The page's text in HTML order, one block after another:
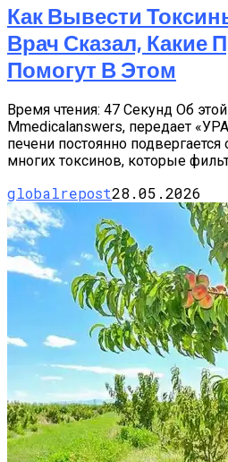
Как Вывести
Врач Сказал, Какие
Помогут В Этом
Время чтения: 47 Секунд Об
Мmedicalanswers, передает
печени постоянно
многих токсинов, которые
globalrepost28.05.2026